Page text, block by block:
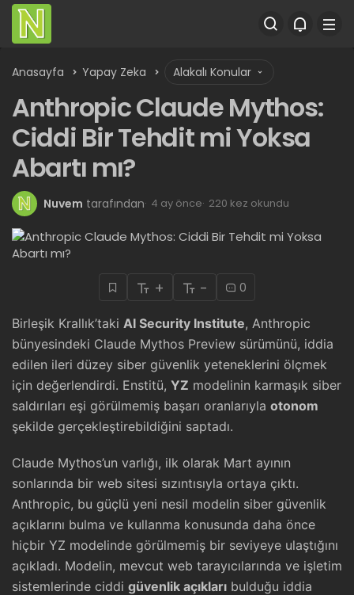
Anasayfa Yapay Zeka Alakalı Konular
Anthropic Claude Mythos:
Ciddi Bir Tehdit mi Yoksa
Abartı mı?
Nuvem tarafından 4 ay önce 220 kez okundu
+ - 0
Birleşik Krallık’taki AI Security Institute, Anthropic
bünyesindeki Claude Mythos Preview sürümünü, iddia
edilen ileri düzey siber güvenlik yeteneklerini ölçmek
için değerlendirdi. Enstitü, YZ modelinin karmaşık siber
saldırıları eşi görülmemiş başarı oranlarıyla otonom
şekilde gerçekleştirebildiğini saptadı.
Claude Mythos’un varlığı, ilk olarak Mart ayının
sonlarında bir web sitesi sızıntısıyla ortaya çıktı.
Anthropic, bu güçlü yeni nesil modelin siber güvenlik
açıklarını bulma ve kullanma konusunda daha önce
hiçbir YZ modelinde görülmemiş bir seviyeye ulaştığını
açıkladı. Modelin, mevcut web tarayıcılarında ve işletim
sistemlerinde ciddi güvenlik açıkları bulduğu iddia